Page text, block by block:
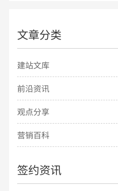
文章分类
建站文库
前沿资讯
观点分享
营销百科
签约资讯